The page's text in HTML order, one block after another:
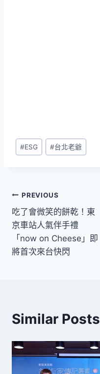
Post
Tags:
#ESG #台北老爺
文
章
導
覽
PREVIOUS
吃了會微笑的餅乾！東
京車站人氣伴手禮
「now on Cheese」即
將首次來台快閃
Similar Posts